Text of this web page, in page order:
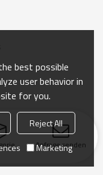
Anfrage senden
best possible
user behavior in
for you.
Reject All
Marketing